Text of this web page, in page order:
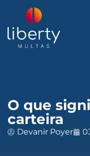
O que
carteira
Devanir Poyer